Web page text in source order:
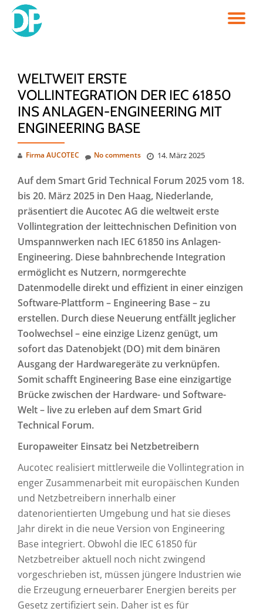
Skip
WELTWEIT ERSTE
VOLLINTEGRATION DER IEC 61850
INS ANLAGEN-ENGINEERING MIT
ENGINEERING BASE
Firma AUCOTEC 14. März 2025
No comments
Auf dem Smart Grid Technical Forum 2025 vom 18.
bis 20. März 2025 in Den Haag, Niederlande,
präsentiert die Aucotec AG die weltweit erste
Vollintegration der leittechnischen Definition von
Umspannwerken nach IEC 61850 ins Anlagen-
Engineering. Diese bahnbrechende Integration
ermöglicht es Nutzern, normgerechte
Datenmodelle direkt und effizient in einer einzigen
Software-Plattform – Engineering Base – zu
erstellen. Durch diese Neuerung entfällt jeglicher
Toolwechsel – eine einzige Lizenz genügt, um
sofort das Datenobjekt (DO) mit dem binären
Ausgang der Hardwaregeräte zu verknüpfen.
Somit schafft Engineering Base eine einzigartige
Brücke zwischen der Hardware- und Software-
Welt – live zu erleben auf dem Smart Grid
Technical Forum.
Europaweiter Einsatz bei Netzbetreibern
Aucotec realisiert mittlerweile die Vollintegration in
enger Zusammenarbeit mit europäischen Kunden
und Netzbetreibern innerhalb einer
datenorientierten Umgebung und hat sie dieses
Jahr direkt in die neue Version von Engineering
Base integriert. Obwohl die IEC 61850 für
Netzbetreiber aktuell noch nicht zwingend
vorgeschrieben ist, müssen jüngere Industrien wie
die Erzeugung erneuerbarer Energien bereits per
Gesetz zertifiziert sein. Daher ist es für